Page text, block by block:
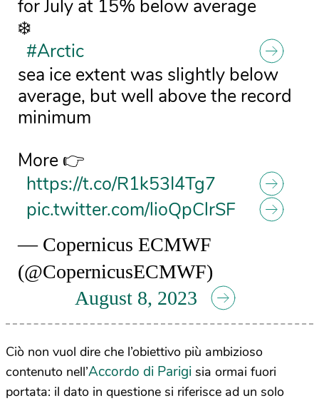
for July at 15% below average
❄️
#Arctic
sea ice extent was slightly below
average, but well above the record
minimum
More 👉
https://t.co/R1k53I4Tg7
pic.twitter.com/lioQpClrSF
— Copernicus ECMWF
(@CopernicusECMWF)
August 8, 2023
Ciò non vuol dire che l’obiettivo più ambizioso
contenuto nell’Accordo di Parigi sia ormai fuori
portata: il dato in questione si riferisce ad un solo